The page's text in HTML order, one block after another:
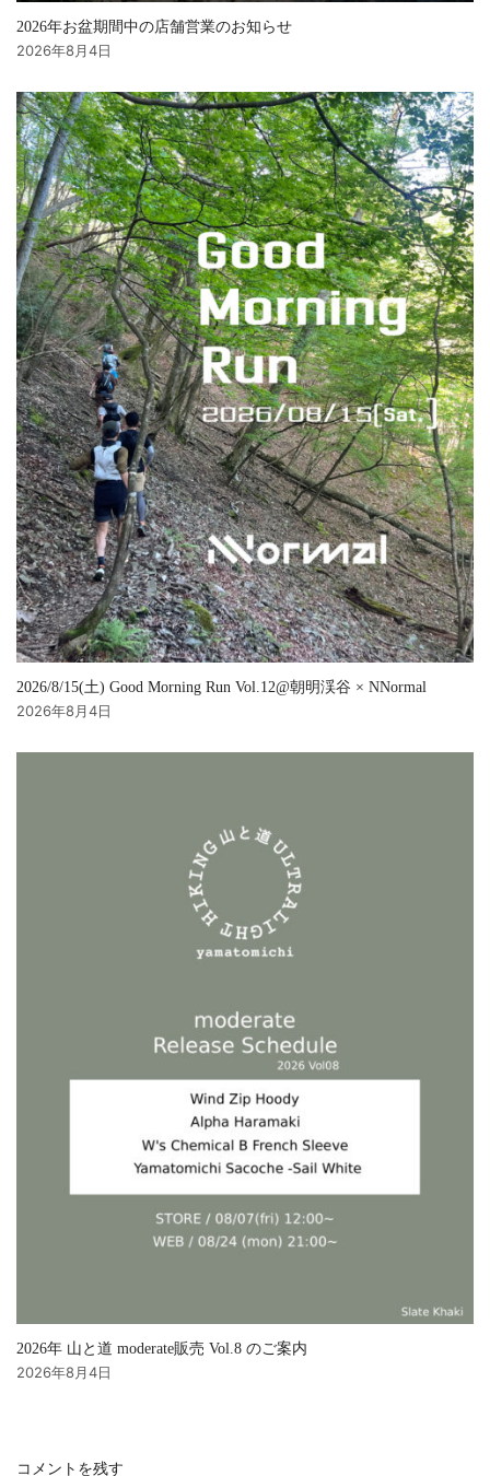
2026年お盆期間中の店舗営業のお知らせ
2026年8月4日
2026/8/15(土) Good Morning Run Vol.12@朝明渓谷 × NNormal
2026年8月4日
2026年 山と道 moderate販売 Vol.8 のご案内
2026年8月4日
コメントを残す